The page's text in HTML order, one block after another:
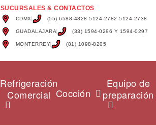
SUCURSALES & CONTACTOS
CDMX (55) 6588-4828 5124-2782 5124-2738
GUADALAJARA (33) 1594-0296 Y 1594-0297
MONTERREY (81) 1098-8205
Refrigeración
Comercial Cocción
Equipo de
preparación